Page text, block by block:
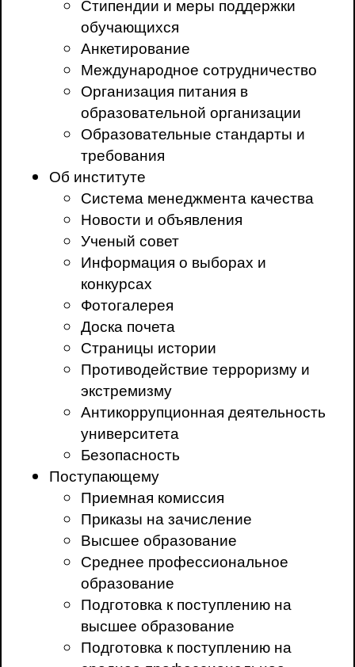
обучающихся
Анкетирование
Международное сотрудничество
Организация питания в
образовательной организации
Образовательные стандарты и
требования
Об институте
Система менеджмента качества
Новости и объявления
Ученый совет
Информация о выборах и
конкурсах
Фотогалерея
Доска почета
Страницы истории
Противодействие терроризму и
экстремизму
Антикоррупционная деятельность
университета
Безопасность
Поступающему
Приемная комиссия
Приказы на зачисление
Высшее образование
Среднее профессиональное
образование
Подготовка к поступлению на
высшее образование
Подготовка к поступлению на